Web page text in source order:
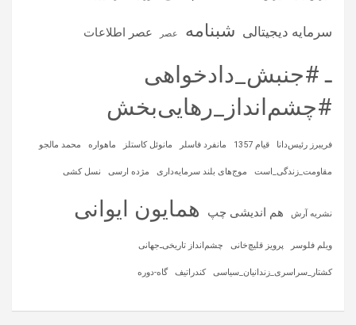
سرمایه‌ دیجیتالی شبنامه عصر عصر اطلاعات
ـ #جنبش_دادخواهی
#چشم‌انداز_رهایی‌بخش
فریبرز رئیس‌دانا قیام 1357 مانفرد فاسلر مانوئل کاستلز ماهواره‌ محمد مالجو
مقاومت_زندگی_است موج‌های بلند سرمایه‌داری مژده ارسی نسل کشی
نشریه آرش هم اندیشی چپ همایون ایوانی
ویلم فلوسر پرویز قلیچ‌خانی چشم‌انداز تاریخی‌ـ‌جهانی
کشتار_سراسری_زندانیان_سیاسی کندراتیف گاه-دوره